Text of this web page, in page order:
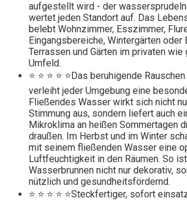
aufgestellt wird - der
wertet jeden Standort auf. Das
belebt Wohnzimmer, Esszimmer,
Eingangsbereiche, Wintergärten oder
Terrassen und Gärten im privaten
Umfeld.
⭐ ⭐ ⭐ ⭐ ⭐Das beruhigende
verleiht jeder Umgebung eine
Fließendes Wasser wirkt sich nicht
Stimmung aus, sondern liefert auch
Mikroklima an heißen Sommertagen
draußen. Im Herbst und im Winter
mit seinem fließenden Wasser eine
Luftfeuchtigkeit in den Räumen. So
Wasserbrunnen nicht nur dekorativ,
nützlich und gesundheitsfördernd.
⭐ ⭐ ⭐ ⭐ ⭐Steckfertiger, sofort